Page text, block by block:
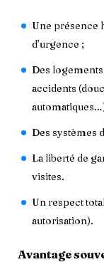
Une présence
d’urgence ;
Des
accidents
Des systèmes
La liberté de
visites.
Un respect
autorisation).
Avantage